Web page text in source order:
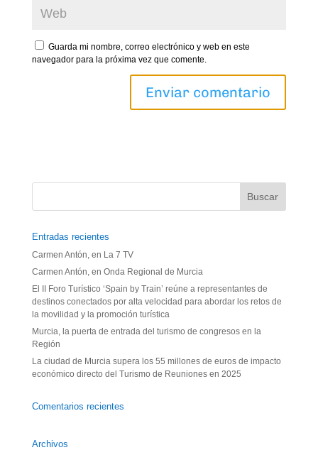
Guarda mi nombre, correo electrónico y web en este
navegador para la próxima vez que comente.
Entradas recientes
Carmen Antón, en La 7 TV
Carmen Antón, en Onda Regional de Murcia
El II Foro Turístico ‘Spain by Train’ reúne a representantes de
destinos conectados por alta velocidad para abordar los retos de
la movilidad y la promoción turística
Murcia, la puerta de entrada del turismo de congresos en la
Región
La ciudad de Murcia supera los 55 millones de euros de impacto
económico directo del Turismo de Reuniones en 2025
Comentarios recientes
Archivos